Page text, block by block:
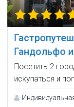
Гандольфо
Посетить 2
искупаться и